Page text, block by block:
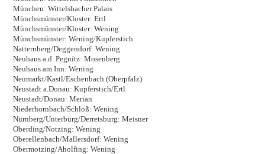
München: Wittelsbacher Palais
Münchsmünster/Kloster: Ertl
Münchsmünster/Kloster: Wening
Münchsmünster: Wening/Kupferstich
Natternberg/Deggendorf: Wening
Neuhaus a.d. Pegnitz: Mosenberg
Neuhaus am Inn: Wening
Neumarkt/Kastl/Eschenbach (Oberpfalz)
Neustadt a.Donau: Kupferstich/Ertl
Neustadt/Donau: Merian
Niederhornbach/Schloß: Wening
Nürnberg/Unterbürg/Derretsburg: Meisner
Oberding/Notzing: Wening
Oberellenbach/Mallersdorf: Wening
Obermotzing/Aholfing: Wening